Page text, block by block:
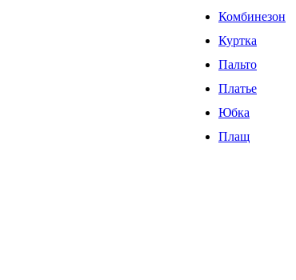
Комбинезон
Куртка
Пальто
Платье
Юбка
Плащ